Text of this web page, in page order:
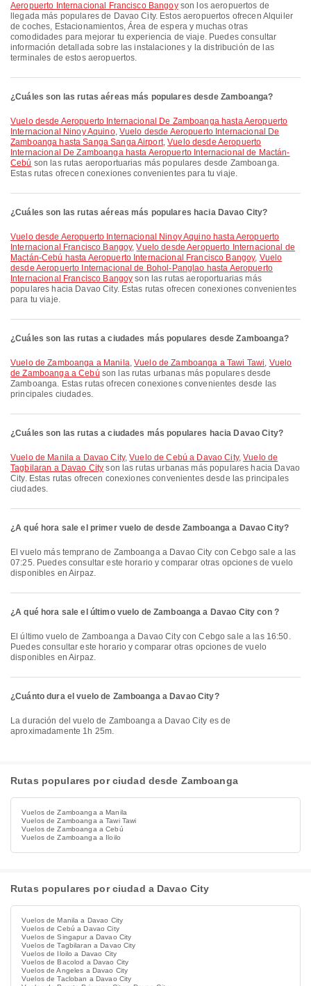
Aeropuerto Internacional Francisco Bangoyson los aeropuertos de
llegada más populares de Davao City. Estos aeropuertos ofrecen Alquiler
de coches, Estacionamientos, Área de espera y muchas otras
comodidades para mejorar tu experiencia de viaje. Puedes consultar
información detallada sobre las instalaciones y la distribución de las
terminales de estos aeropuertos.
¿Cuáles son las rutas aéreas más populares desde Zamboanga?
Vuelo desde Aeropuerto Internacional De Zamboanga hasta Aeropuerto
Internacional Ninoy Aquino, Vuelo desde Aeropuerto Internacional De
Zamboanga hasta Sanga Sanga Airport,Vuelo desde Aeropuerto
Internacional De Zamboanga hasta Aeropuerto Internacional de Mactán-
Cebú son las rutas aeroportuarias más populares desde Zamboanga.
Estas rutas ofrecen conexiones convenientes para tu viaje.
¿Cuáles son las rutas aéreas más populares hacia Davao City?
Vuelo desde Aeropuerto Internacional Ninoy Aquino hasta Aeropuerto
Internacional Francisco Bangoy,Vuelo desde Aeropuerto Internacional de
Mactán-Cebú hasta Aeropuerto Internacional Francisco Bangoy, Vuelo
desde Aeropuerto Internacional de Bohol-Panglao hasta Aeropuerto
Internacional Francisco Bangoy son las rutas aeroportuarias más
populares hacia Davao City. Estas rutas ofrecen conexiones convenientes
para tu viaje.
¿Cuáles son las rutas a ciudades más populares desde Zamboanga?
Vuelo de Zamboanga a Manila,Vuelo de Zamboanga a Tawi Tawi, Vuelo
de Zamboanga a Cebú son las rutas urbanas más populares desde
Zamboanga. Estas rutas ofrecen conexiones convenientes desde las
principales ciudades.
¿Cuáles son las rutas a ciudades más populares hacia Davao City?
Vuelo de Manila a Davao City,Vuelo de Cebú a Davao City,Vuelo de
Tagbilaran a Davao City son las rutas urbanas más populares hacia Davao
City. Estas rutas ofrecen conexiones convenientes desde las principales
ciudades.
¿A qué hora sale el primer vuelo de desde Zamboanga a Davao City?
El vuelo más temprano de Zamboanga a Davao City con Cebgo sale a las
07:25. Puedes consultar este horario y comparar otras opciones de vuelo
disponibles en Airpaz.
¿A qué hora sale el último vuelo de Zamboanga a Davao City con ?
El último vuelo de Zamboanga a Davao City con Cebgo sale a las 16:50.
Puedes consultar este horario y comparar otras opciones de vuelo
disponibles en Airpaz.
¿Cuánto dura el vuelo de Zamboanga a Davao City?
La duración del vuelo de Zamboanga a Davao City es de
aproximadamente 1h 25m.
Rutas populares por ciudad desde Zamboanga
Vuelos de Zamboanga a Manila
Vuelos de Zamboanga a Tawi Tawi
Vuelos de Zamboanga a Cebú
Vuelos de Zamboanga a Iloilo
Rutas populares por ciudad a Davao City
Vuelos de Manila a Davao City
Vuelos de Cebú a Davao City
Vuelos de Singapur a Davao City
Vuelos de Tagbilaran a Davao City
Vuelos de Iloilo a Davao City
Vuelos de Bacolod a Davao City
Vuelos de Angeles a Davao City
Vuelos de Tacloban a Davao City